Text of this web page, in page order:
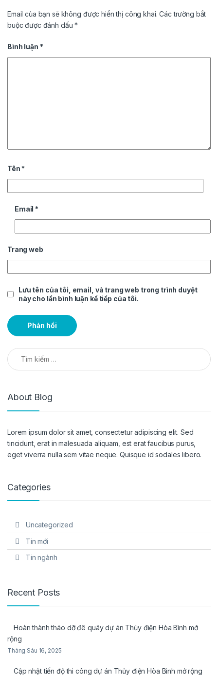
Email của bạn sẽ không được hiển thị công khai. Các trường bắt
buộc được đánh dấu*
Bình luận *
Tên *
Email *
Trang web
Lưu tên của tôi, email, và trang web trong trình duyệt
này cho lần bình luận kế tiếp của tôi.
Tìm kiếm cho:
About Blog
Lorem ipsum dolor sit amet, consectetur adipiscing elit. Sed
tincidunt, erat in malesuada aliquam, est erat faucibus purus,
eget viverra nulla sem vitae neque. Quisque id sodales libero.
Categories
Uncategorized
Tin mới
Tin ngành
Recent Posts
Hoàn thành tháo dỡ đê quây dự án Thủy điện Hòa Bình mở
rộng
Tháng Sáu 16, 2025
Cập nhật tiến độ thi công dự án Thủy điện Hòa Bình mở rộng